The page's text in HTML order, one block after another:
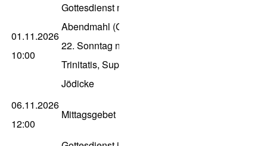
01.11.2026
10:00
Gottesdienst mit
Abendmahl (GK) zum
22. Sonntag nach
Trinitatis, Sup. Müller-
Jödicke
06.11.2026
12:00
Mittagsgebet